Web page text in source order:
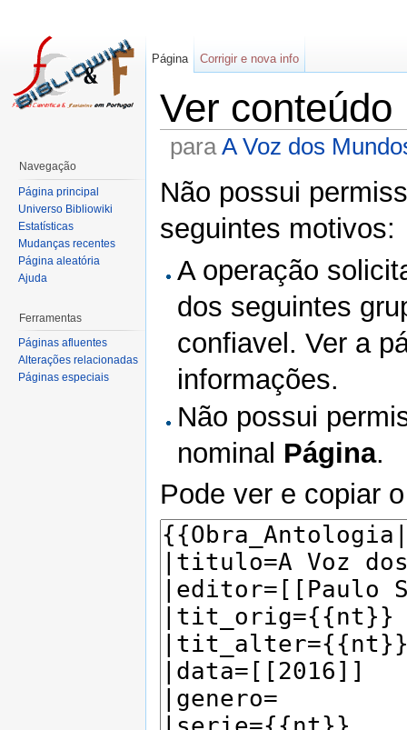
Ver conteúdo
paraA Voz dos
Não possui
seguintes motivos:
A operação
dos seguintes
confiavel. Ver a
informações.
Não possui
nominal Página.
Pode ver e copiar
Página Corrigir e nova info
Navegação
Página principal
Universo Bibliowiki
Estatísticas
Mudanças recentes
Página aleatória
Ajuda
Ferramentas
Páginas afluentes
Alterações relacionadas
Páginas especiais